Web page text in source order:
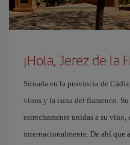
¡Hola, Jerez de la
Situada en la provincia de
vinos y la cuna del flamenco.
estrechamente unidas a su vino,
internacionalmente. De ahí que